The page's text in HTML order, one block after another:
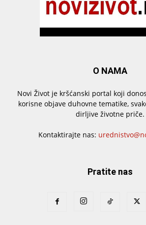
O NAMA
Novi Život je kršćanski portal koji
korisne objave duhovne tematike,
dirljive životne priče.
Kontaktirajte nas:
Pratite nas